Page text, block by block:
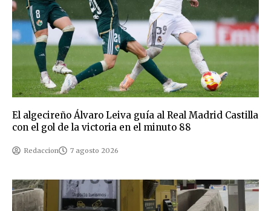
El algecireño Álvaro Leiva guía al Real Madrid Castilla
con el gol de la victoria en el minuto 88
Redaccion 7 agosto 2026